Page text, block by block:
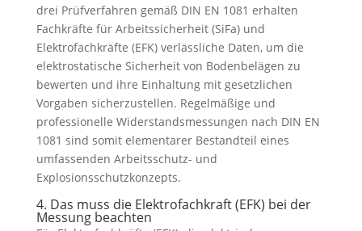
drei Prüfverfahren gemäß DIN EN 1081 erhalten
Fachkräfte für Arbeitssicherheit (SiFa) und
Elektrofachkräfte (EFK) verlässliche Daten, um die
elektrostatische Sicherheit von Bodenbelägen zu
bewerten und ihre Einhaltung mit gesetzlichen
Vorgaben sicherzustellen. Regelmäßige und
professionelle Widerstandsmessungen nach DIN EN
1081 sind somit elementarer Bestandteil eines
umfassenden Arbeitsschutz- und
Explosionsschutzkonzepts.
4. Das muss die Elektrofachkraft (EFK) bei der
Messung beachten